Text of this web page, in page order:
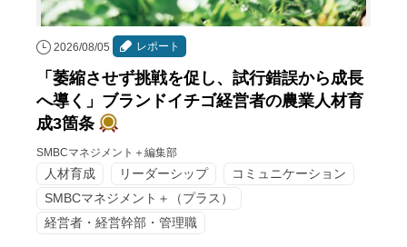
2026/08/05 レポート
「萎縮させず挑戦を促し、試行錯誤から成長
へ導く」ブランドイチゴ経営者の農業人材育
成3箇条
SMBCマネジメント＋編集部
人材育成 リーダーシップ
コミュニケーション
SMBCマネジメント＋（プラス）
経営者・経営幹部・管理職